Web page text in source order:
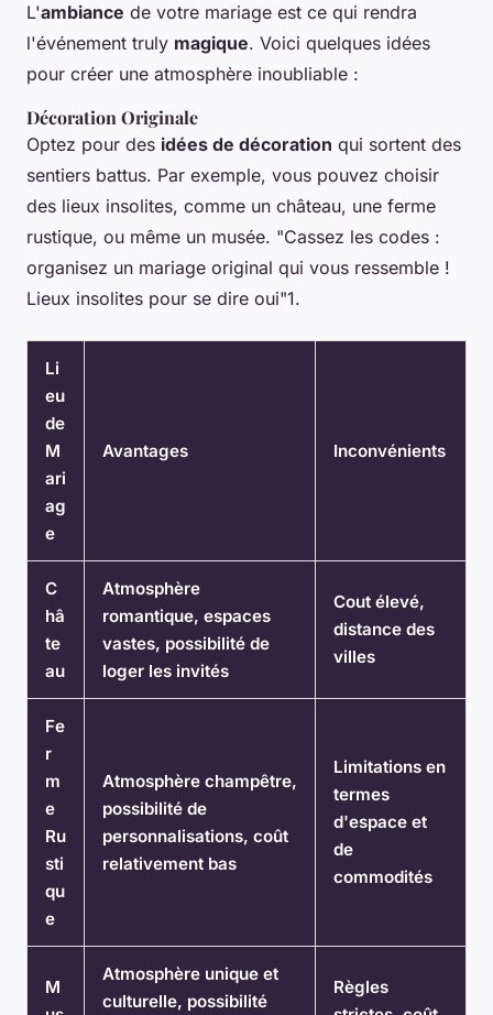
L'ambiance de votre mariage est ce qui rendra
l'événement truly magique. Voici quelques idées
pour créer une atmosphère inoubliable :
Décoration Originale
Optez pour des idées de décoration qui sortent des
sentiers battus. Par exemple, vous pouvez choisir
des lieux insolites, comme un château, une ferme
rustique, ou même un musée. "Cassez les codes :
organisez un mariage original qui vous ressemble !
Lieux insolites pour se dire oui"1.
Li
eu
de
M
ari
ag
e
Avantages Inconvénients
C
hâ
te
au
Atmosphère
romantique, espaces
vastes, possibilité de
loger les invités
Cout élevé,
distance des
villes
Fe
r
m
e
Ru
sti
qu
e
Atmosphère champêtre,
possibilité de
personnalisations, coût
relativement bas
Limitations en
termes
d'espace et
de
commodités
M
Atmosphère unique et
culturelle, possibilité
Règles